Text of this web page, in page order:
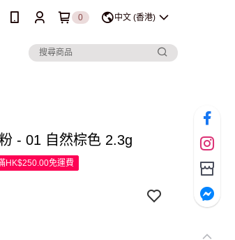
0 中文 (香港)
- 01 自然棕色 2.3g
HK$250.00免運費